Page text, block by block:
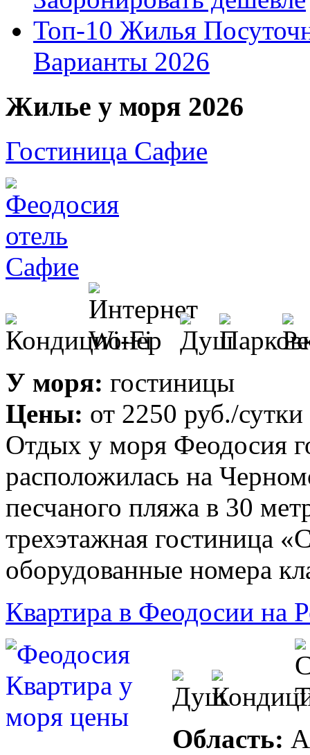
Топ-10 Жилья
Варианты 2026
Жилье у моря 2026
Гостиница Сафие
У моря: гостиницы
Цены: от 2250 руб./сутки
Отдых у моря Феодосия
расположилась на
песчаного пляжа в 30
трехэтажная гостиница
оборудованные номера
Квартира в Феодосии на
Область: